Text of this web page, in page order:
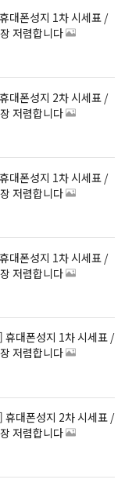
저렴합니다
저렴합니다
저렴합니다
저렴합니다
저렴합니다
저렴합니다